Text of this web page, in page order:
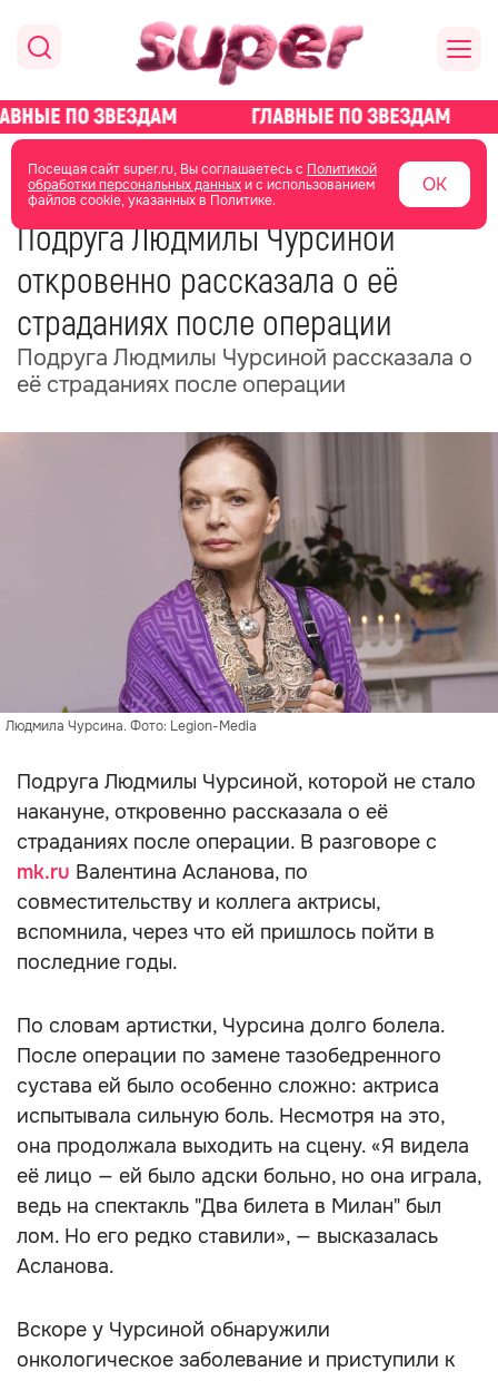
Посещая сайт super.ru, Вы соглашаетесь с Политикой
обработки персональных данныхи с использованием
файлов cookie, указанных в Политике.
ОК
главная новости о звездах новости
11 июня 05:27
Подруга Людмилы Чурсиной
откровенно рассказала о её
страданиях после операции
Подруга Людмилы Чурсиной рассказала о
её страданиях после операции
Людмила Чурсина. Фото: Legion-Media
Подруга Людмилы Чурсиной, которой не стало
накануне, откровенно рассказала о её
страданиях после операции. В разговоре с
mk.ru Валентина Асланова, по
совместительству и коллега актрисы,
вспомнила, через что ей пришлось пойти в
последние годы.
По словам артистки, Чурсина долго болела.
После операции по замене тазобедренного
сустава ей было особенно сложно: актриса
испытывала сильную боль. Несмотря на это,
она продолжала выходить на сцену. «Я видела
её лицо — ей было адски больно, но она играла,
ведь на спектакль "Два билета в Милан" был
лом. Но его редко ставили», — высказалась
Асланова.
Вскоре у Чурсиной обнаружили
онкологическое заболевание и приступили к